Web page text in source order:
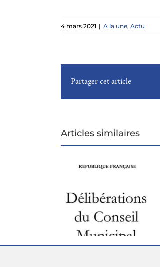
4 mars 2021 | A la une, Actu
Partager cet article
Articles similaires
LE DIMANCHE 1ER
AOUT A BUSSAC